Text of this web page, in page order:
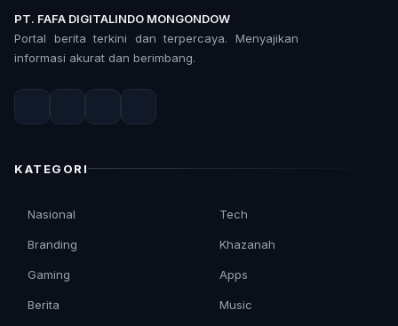
PT. FAFA DIGITALINDO MONGONDOW
Portal berita terkini dan terpercaya. Menyajikan
informasi akurat dan berimbang.
KATEGORI
Nasional
Branding
Gaming
Berita
Tech
Khazanah
Apps
Music